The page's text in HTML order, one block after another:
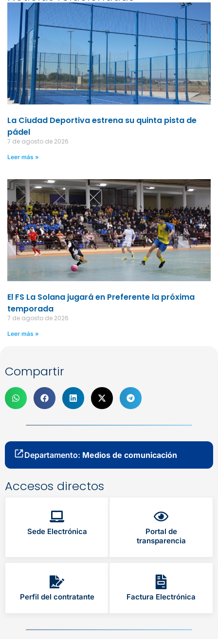
La Ciudad Deportiva estrena su quinta pista de
pádel
7 de agosto de 2026
Leer más »
El FS La Solana jugará en Preferente la próxima
temporada
7 de agosto de 2026
Leer más »
Compartir
Departamento: Medios de comunicación
Accesos directos
Sede Electrónica
Portal de
transparencia
Perfil del contratante Factura Electrónica